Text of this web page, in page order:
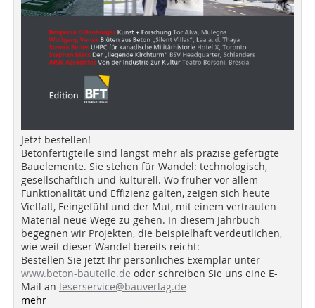
Jetzt bestellen!
Betonfertigteile sind längst mehr als präzise gefertigte
Bauelemente. Sie stehen für Wandel: technologisch,
gesellschaftlich und kulturell. Wo früher vor allem
Funktionalität und Effizienz galten, zeigen sich heute
Vielfalt, Feingefühl und der Mut, mit einem vertrauten
Material neue Wege zu gehen. In diesem Jahrbuch
begegnen wir Projekten, die beispielhaft verdeutlichen,
wie weit dieser Wandel bereits reicht:
Bestellen Sie jetzt Ihr persönliches Exemplar unter
www.beton-bauteile.de oder schreiben Sie uns eine E-
Mail an leserservice@bauverlag.de
mehr